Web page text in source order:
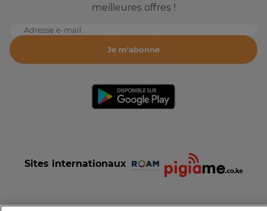
meilleures offres !
Adresse e-mail
Je m'abonne
Sites internationaux